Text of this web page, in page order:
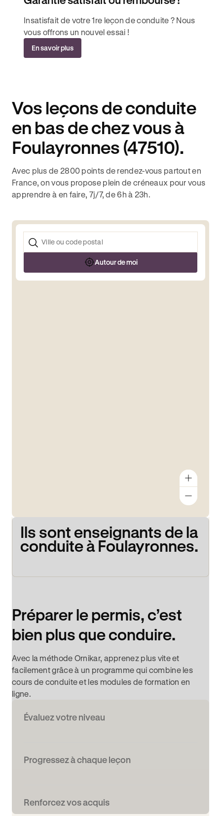
Insatisfait de votre 1re leçon de conduite ? Nous
vous offrons un nouvel essai !
En savoir plus
Vos leçons de conduite
en bas de chez vous à
Foulayronnes (47510).
Avec plus de 2800 points de rendez-vous partout en
France, on vous propose plein de créneaux pour vous
apprendre à en faire, 7j/7, de 6h à 23h.
Autour de moi
Ils sont enseignants de la
conduite à Foulayronnes.
Préparer le permis, c’est
bien plus que conduire.
Avec la méthode Ornikar, apprenez plus vite et
facilement grâce à un programme qui combine les
cours de conduite et les modules de formation en
ligne.
Évaluez votre niveau
Progressez à chaque leçon
Renforcez vos acquis